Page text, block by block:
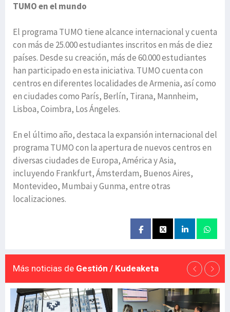
TUMO en el mundo
El programa TUMO tiene alcance internacional y cuenta
con más de 25.000 estudiantes inscritos en más de diez
países. Desde su creación, más de 60.000 estudiantes
han participado en esta iniciativa. TUMO cuenta con
centros en diferentes localidades de Armenia, así como
en ciudades como París, Berlín, Tirana, Mannheim,
Lisboa, Coimbra, Los Ángeles.
En el último año, destaca la expansión internacional del
programa TUMO con la apertura de nuevos centros en
diversas ciudades de Europa, América y Asia,
incluyendo Frankfurt, Ámsterdam, Buenos Aires,
Montevideo, Mumbai y Gunma, entre otras
localizaciones.
Más noticias de Gestión / Kudeaketa